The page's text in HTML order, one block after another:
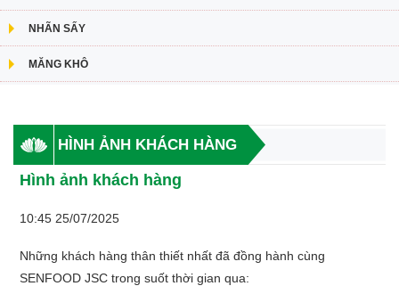
NHÃN SẤY
MĂNG KHÔ
HÌNH ẢNH KHÁCH HÀNG
Hình ảnh khách hàng
10:45 25/07/2025
Những khách hàng thân thiết nhất đã đồng hành cùng
SENFOOD JSC trong suốt thời gian qua: